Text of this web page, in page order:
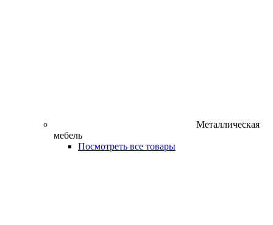
Металлическая
мебель
Посмотреть все товары